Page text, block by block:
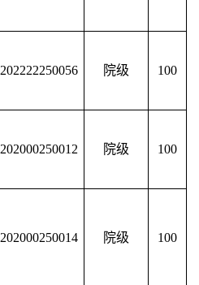
202222250056 院级 100
202000250012 院级 100
202000250014 院级 100